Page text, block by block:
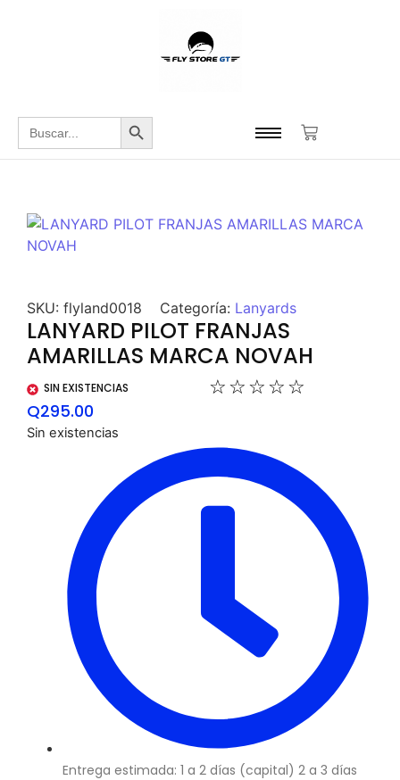
Buscar: Botón de búsqueda
SKU: flyland0018 Categoría: Lanyards
LANYARD PILOT FRANJAS
AMARILLAS MARCA NOVAH
SIN EXISTENCIAS ☆ ☆ ☆ ☆ ☆
Q295.00
Sin existencias
Entrega estimada: 1 a 2 días (capital) 2 a 3 días